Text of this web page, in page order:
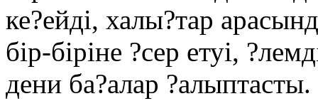
ке?ейді, халы?тар
бір-біріне ?сер етуі,
дени ба?алар ?алыптасты.